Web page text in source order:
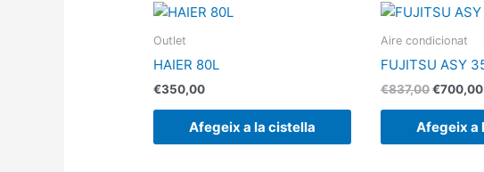
Outlet
HAIER 80L
€350,00
Afegeix a la cistella
Aire condicionat
FUJITSU ASY
€837,00
El
original
€837,00.
€700,00
Afegeix a